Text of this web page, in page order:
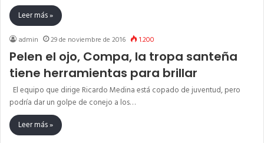
Leer más »
admin 29 de noviembre de 2016 1.200
Pelen el ojo, Compa, la tropa santeña
tiene herramientas para brillar
El equipo que dirige Ricardo Medina está copado de juventud, pero
podría dar un golpe de conejo a los…
Leer más »